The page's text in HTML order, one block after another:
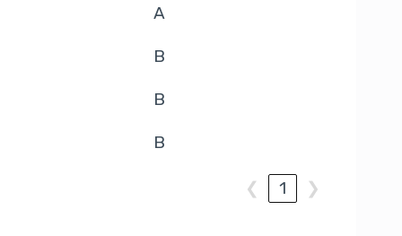
A
B
B
B
❮ 1 ❯